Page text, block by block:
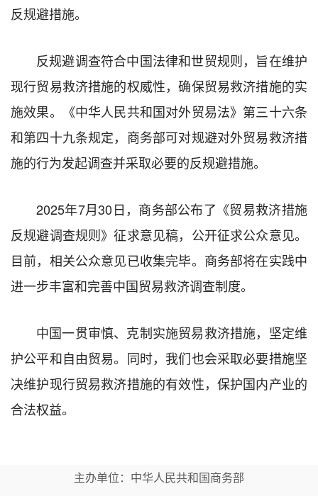
反规避措施。
反规避调查符合中国法律和世贸规则，旨在维护
现行贸易救济措施的权威性，确保贸易救济措施的实
施效果。《中华人民共和国对外贸易法》第三十六条
和第四十九条规定，商务部可对规避对外贸易救济措
施的行为发起调查并采取必要的反规避措施。
2025年7月30日，商务部公布了《贸易救济措施
反规避调查规则》征求意见稿，公开征求公众意见。
目前，相关公众意见已收集完毕。商务部将在实践中
进一步丰富和完善中国贸易救济调查制度。
中国一贯审慎、克制实施贸易救济措施，坚定维
护公平和自由贸易。同时，我们也会采取必要措施坚
决维护现行贸易救济措施的有效性，保护国内产业的
合法权益。
主办单位：中华人民共和国商务部